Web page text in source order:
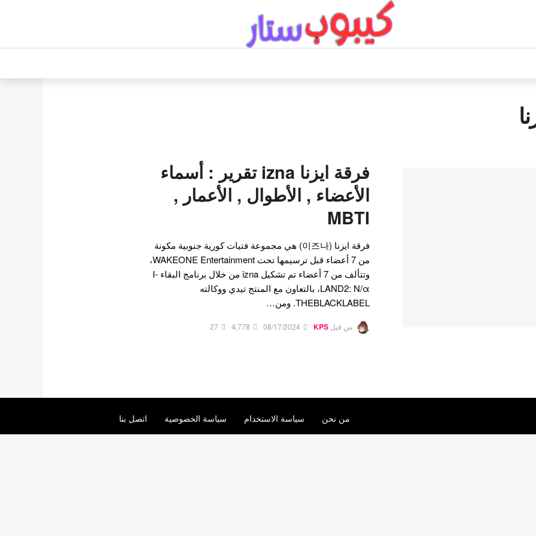
فرقة ايزنا izna تقرير : أسماء
الأعضاء , الأطوال , الأعمار ,
MBTI
فرقة ايزنا (이즈나) هي مجموعة فتيات كورية جنوبية مكونة
من 7 أعضاء قبل ترسيمها تحت WAKEONE Entertainment،
وتتألف من 7 أعضاء تم تشكيل izna من خلال برنامج البقاء I-
LAND2: N/α، بالتعاون مع المنتج تيدي ووكالته
THEBLACKLABEL. ومن…
من قبل KPS
08/17/2024
4,778
27
من نحن سياسة الاستخدام سياسة الخصوصية اتصل بنا